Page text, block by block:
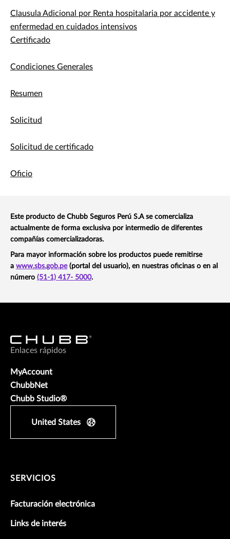
Clausula Adicional por Renta hospitalaria por accidente y
enfermedad en cuidados intensivos
Certificado
Condiciones Generales
Resumen
Solicitud
Solicitud de certificado
Oficio
Este producto de Chubb Seguros Perú S.A se comercializa
actualmente de forma exclusiva por intermedio de diferentes
compañías comercializadoras.
Para mayor información sobre los productos puede remitirse
a www.sbs.gob.pe(portal del usuario), en nuestras oficinas o en al
número (51-1) 417- 5000.
Enlaces rápidos
MyAccount
ChubbNet
Chubb Studio®
United States
SERVICIOS
Facturación electrónica
Links de interés